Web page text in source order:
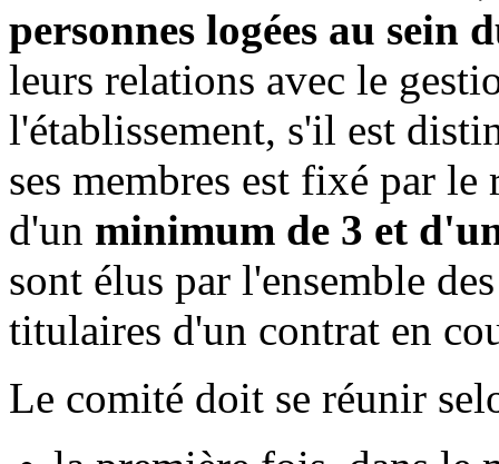
personnes logées au sein
leurs relations avec le
l'établissement, s'il est
ses membres est fixé par
d'un minimum de 3 et
sont élus par l'ensemble
titulaires d'un contrat en
Le comité doit se réunir